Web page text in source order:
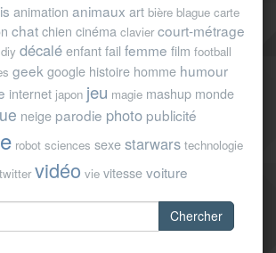
animation animaux art bière blague carte
chat chien cinéma clavier court-métrage
diy décalé enfant fail femme film football
geek google histoire homme humour
internet japon jeu magie mashup monde
neige parodie photo publicité
robot sciences sexestarwars technologie
twitter vidéo vie vitesse voiture
Chercher